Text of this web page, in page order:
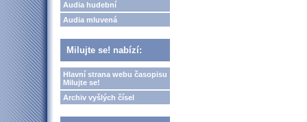
Audia hudební
Audia mluvená
Milujte se! nabízí:
Hlavní strana webu časopisu
Milujte se!
Archiv vyšlých čísel